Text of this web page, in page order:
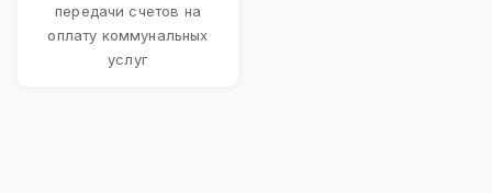
передачи счетов на
оплату коммунальных
услуг